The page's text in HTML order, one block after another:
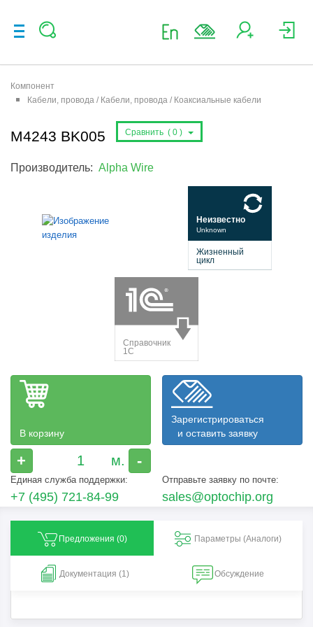
Компонент
Кабели, провода / Кабели, провода / Коаксиальные кабели
M4243 BK005 Сравнить ( 0 )
Производитель: Alpha Wire
В корзину
+ -
Зарегистрироваться
и оставить заявку
Единая служба поддержки:
+7 (495) 721-84-99
Отправьте заявку по почте:
sales@optochip.org
Предложения (0) Параметры (Aналоги)
Документация (1) Обсуждение